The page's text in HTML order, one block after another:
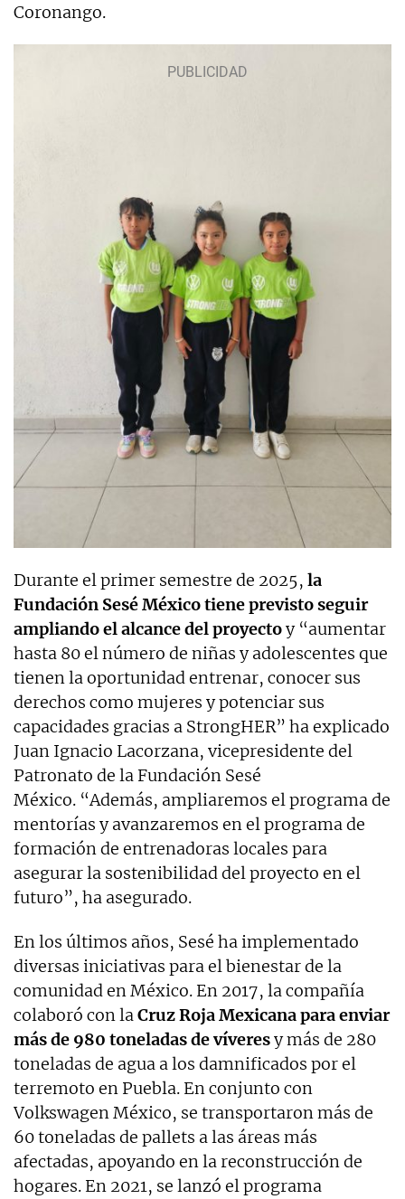
Coronango.
Durante el primer semestre de 2025, la
Fundación Sesé México tiene previsto seguir
ampliando el alcance del proyectoy “aumentar
hasta 80 el número de niñas y adolescentes que
tienen la oportunidad entrenar, conocer sus
derechos como mujeres y potenciar sus
capacidades gracias a StrongHER” ha explicado
Juan Ignacio Lacorzana, vicepresidente del
Patronato de la Fundación Sesé
México. “Además, ampliaremos el programa de
mentorías y avanzaremos en el programa de
formación de entrenadoras locales para
asegurar la sostenibilidad del proyecto en el
futuro”, ha asegurado.
En los últimos años, Sesé ha implementado
diversas iniciativas para el bienestar de la
comunidad en México. En 2017, la compañía
colaboró con laCruz Roja Mexicana para enviar
más de 980 toneladas de víveresy más de 280
toneladas de agua a los damnificados por el
terremoto en Puebla. En conjunto con
Volkswagen México, se transportaron más de
60 toneladas de pallets a las áreas más
afectadas, apoyando en la reconstrucción de
hogares. En 2021, se lanzó el programa